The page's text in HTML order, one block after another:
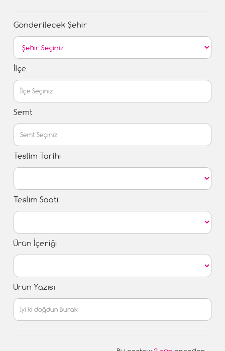
Gönderilecek Şehir
İlçe
Semt
Teslim Tarihi
Teslim Saati
Ürün İçeriği
Ürün Yazısı